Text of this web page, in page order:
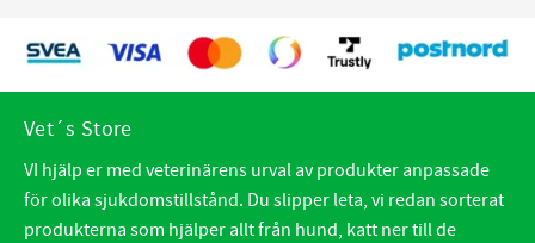
Vet´s Store
VI hjälp er med veterinärens urval av produkter anpassade
för olika sjukdomstillstånd. Du slipper leta, vi redan sorterat
produkterna som hjälper allt från hund, katt ner till de